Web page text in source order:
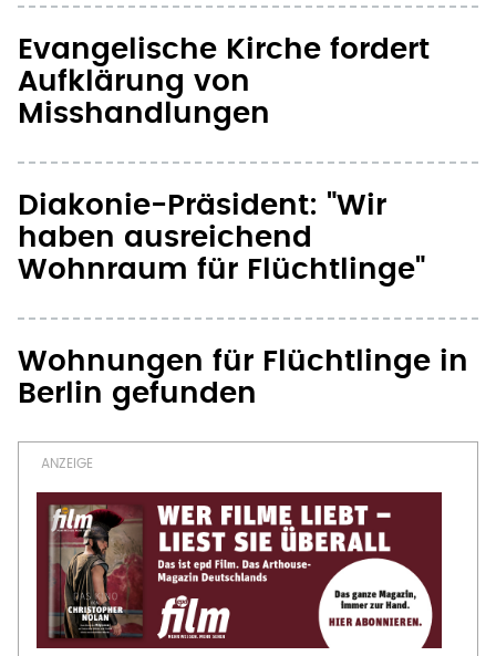
Evangelische Kirche fordert
Aufklärung von
Misshandlungen
Diakonie-Präsident: "Wir
haben ausreichend
Wohnraum für Flüchtlinge"
Wohnungen für Flüchtlinge in
Berlin gefunden